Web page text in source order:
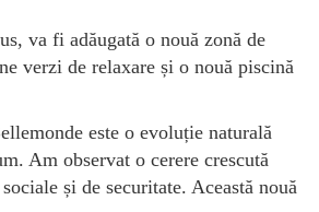
va fi adăugată o nouă zonă de
verzi de relaxare și o nouă piscină
este o evoluție naturală
Am observat o cerere crescută
și de securitate. Această nouă